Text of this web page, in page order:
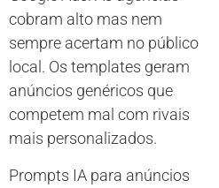
cobram alto mas nem
sempre acertam no público
local. Os templates geram
anúncios genéricos que
competem mal com rivais
mais personalizados.
Prompts IA para anúncios